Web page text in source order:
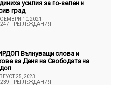
усилия за по-зелен и
град
10, 2021
247 ПРЕГЛЕЖДАНИЯ
Вълнуващи слова и
за Деня на Свободата на
25, 2023
239 ПРЕГЛЕЖДАНИЯ